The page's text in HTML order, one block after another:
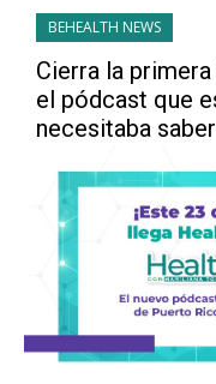
BEHEALTH NEWS
Cierra la
el pódcast que
necesitaba saber